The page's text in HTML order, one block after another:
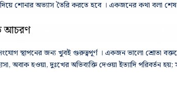
শোনার অভ্যাস তৈরি করতে হবে । একজনের কথা বলা
আচরণ
স্থাপনের জন্য খুবই গুরুত্বপূর্ণ । একজন ভালো শ্রোতা
অবাক হওয়া, দুঃখের অভিব্যক্তি দেওয়া ইত্যাদি